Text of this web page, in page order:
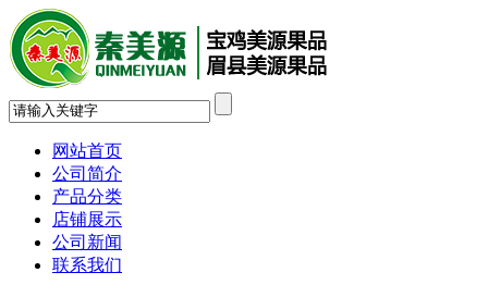
网站首页
公司简介
产品分类
店铺展示
公司新闻
联系我们